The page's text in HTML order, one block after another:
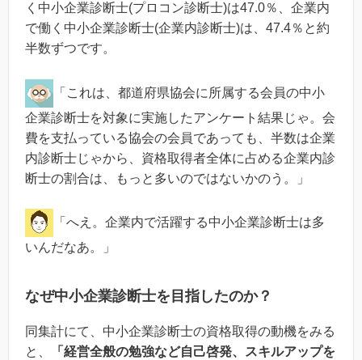
く中小企業診断士(プロコン診断士)は47.0％、企業内
で働く中小企業診断士(企業内診断士)は、47.4％と約
半数ずつです。
「これは、都道府県協会に所属する会員の中小
企業診断士を対象に実施したアンケート結果じゃ。会
費を支払っている協会の会員であっても、半数は企業
内診断士じゃから、資格取得者全体に占める企業内診
断士の割合は、もっと多いのではないかのう。」
「へえ。企業内で活躍する中小企業診断士は多
いんだなあ。」
なぜ中小企業診断士を目指したのか？
同集計にて、中小企業診断士の資格取得の動機をみる
と、
「経営全般の勉強など自己啓発、スキルアップを